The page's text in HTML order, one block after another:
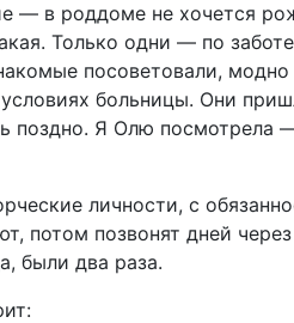
— в роддоме не хочется
Только одни — по
посоветовали,
больницы. Они
поздно. Я Олю посмотрела
личности, с
потом позвонят дней
были два раза.